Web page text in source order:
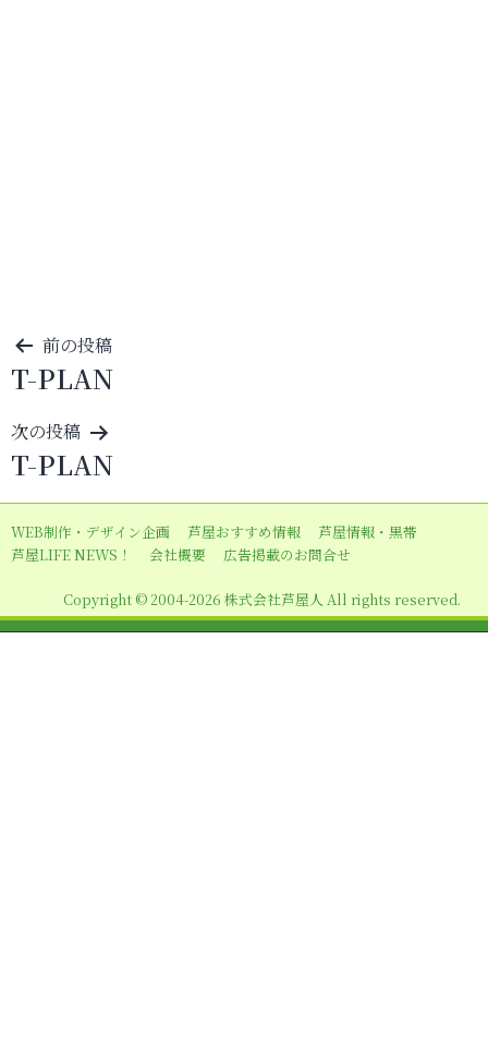
投
稿
ナ
ビ
ゲ
ー
シ
ン
前の投稿
T-PLAN
次の投稿
T-PLAN
WEB制作・デザイン企画 芦屋おすすめ情報
芦屋情報・黒帯
芦屋LIFE NEWS！
会社概要 広告掲載のお問合せ
Copyright © 2004-2026 株式会社芦屋人 All rights reserved.